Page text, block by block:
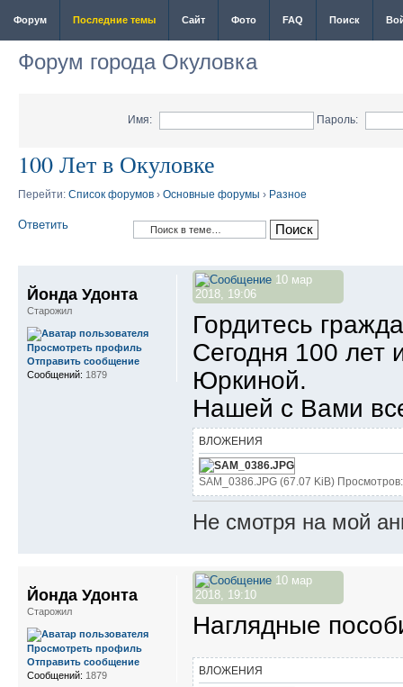
Форум Последние темы Сайт Фото FAQ Поиск
Форум города Окуловка
Имя: Пароль:
100 Лет в Окуловке
Перейти: Список форумов › Основные форумы › Разное
Ответить
10 мар
2018, 19:06
Гордитесь
Сегодня 100 лет
Юркиной.
Нашей с Вами
ВЛОЖЕНИЯ
SAM_0386.JPG (67.07 KiB)
Не смотря на мой
Йонда Удонта
Старожил
Просмотреть профиль
Отправить сообщение
Сообщений: 1879
10 мар
2018, 19:10
Наглядные
ВЛОЖЕНИЯ
Йонда Удонта
Старожил
Просмотреть профиль
Отправить сообщение
Сообщений: 1879